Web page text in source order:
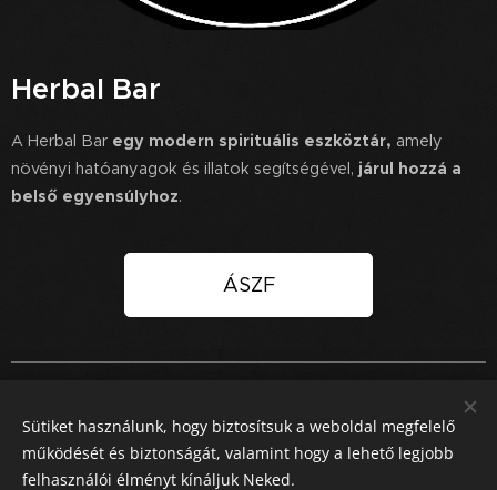
Herbal Bar
A Herbal Bar egy modern spirituális eszköztár, amely
növényi hatóanyagok és illatok segítségével, járul hozzá a
belső egyensúlyhoz.
ÁSZF
Sütik
Sütiket használunk, hogy biztosítsuk a weboldal megfelelő
működését és biztonságát, valamint hogy a lehető legjobb
felhasználói élményt kínáljuk Neked.